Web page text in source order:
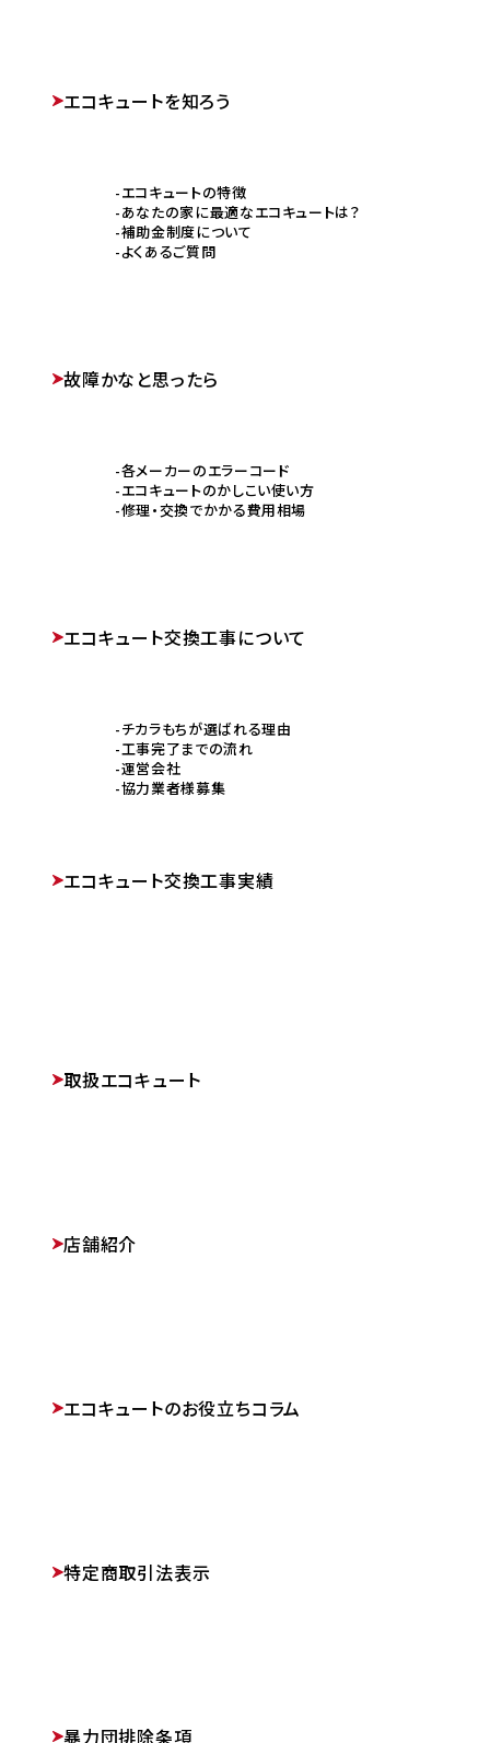
エコキュートを知ろう
エコキュートの特徴
あなたの家に最適なエコキュートは？
補助金制度について
よくあるご質問
故障かなと思ったら
各メーカーのエラーコード
エコキュートのかしこい使い方
修理・交換でかかる費用相場
エコキュート交換工事について
チカラもちが選ばれる理由
工事完了までの流れ
運営会社
協力業者様募集
エコキュート交換工事実績
取扱エコキュート
店舗紹介
エコキュートのお役立ちコラム
特定商取引法表示
暴力団排除条項